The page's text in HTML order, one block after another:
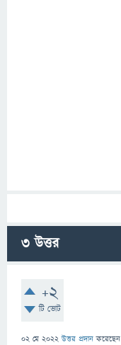
3উত্তর
+2
টি ভোট
02 মে 2022 উত্তর প্রদান করেছেন